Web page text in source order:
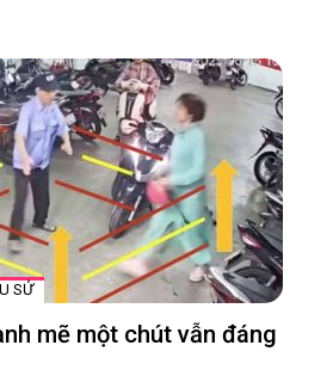
SỬ
mẽ một chút vẫn đáng